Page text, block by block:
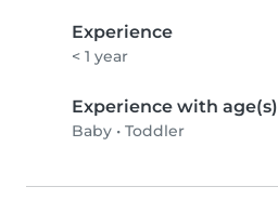
Experience
< 1 year
Experience with age(s)
Baby • Toddler